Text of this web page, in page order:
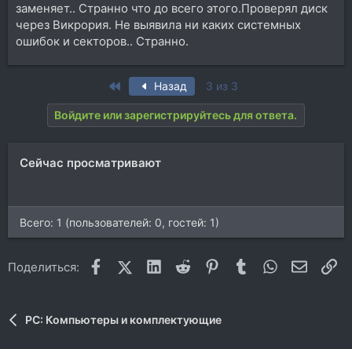
заменяет.. Странно что до всего этого.Проверял диск
через Викрория. Не выявила ни каких системных
ошибок и секторов.. Странно.
First Назад 3 из 3
Войдите или зарегистрируйтесь для ответа.
Сейчас просматривают
Всего: 1 (пользователей: 0, гостей: 1)
Поделиться: FacebookX (Twitter)
LinkedIn
Reddit Pinterest
Tumblr WhatsApp
PC: Компьютеры и комплектующие